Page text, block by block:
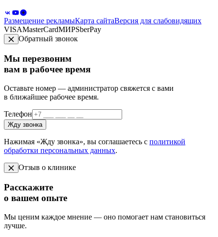
Размещение рекламыКарта сайтаВерсия для слабовидящих
VISAMasterCardМИРSberPay
Обратный звонок
Мы перезвоним
вам в рабочее время
Оставьте номер — администратор свяжется с вами
в ближайшее рабочее время.
Телефон
Жду звонка
Нажимая «Жду звонка», вы соглашаетесь с политикой
обработки персональных данных.
Отзыв о клинике
Расскажите
о вашем опыте
Мы ценим каждое мнение — оно помогает нам становиться
лучше.